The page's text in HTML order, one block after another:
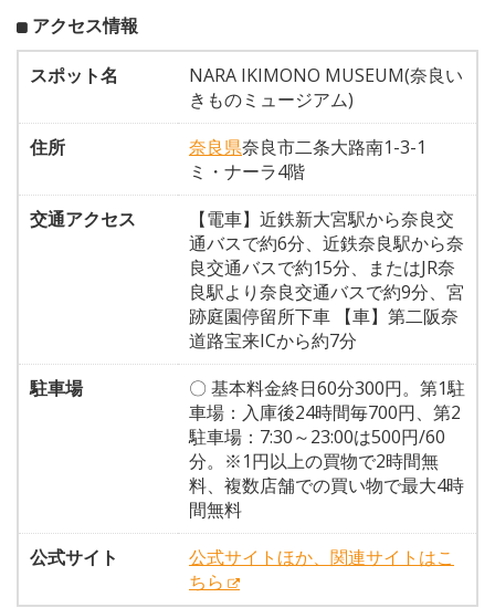
アクセス情報
スポット名
NARA IKIMONO MUSEUM(奈良い
きものミュージアム)
住所
奈良県奈良市二条大路南1-3-1
ミ・ナーラ4階
交通アクセス
【電車】近鉄新大宮駅から奈良交
通バスで約6分、近鉄奈良駅から奈
良交通バスで約15分、またはJR奈
良駅より奈良交通バスで約9分、宮
跡庭園停留所下車 【車】第二阪奈
道路宝来ICから約7分
駐車場
〇 基本料金終日60分300円。第1駐
車場：入庫後24時間毎700円、第2
駐車場：7:30～23:00は500円/60
分。※1円以上の買物で2時間無
料、複数店舗での買い物で最大4時
間無料
公式サイト
公式サイトほか、関連サイトはこ
ちら